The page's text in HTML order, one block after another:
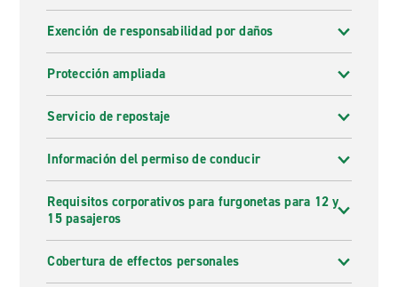
Exención de responsabilidad por daños
Protección ampliada
Servicio de repostaje
Información del permiso de conducir
Requisitos corporativos para furgonetas para 12 y
15 pasajeros
Cobertura de effectos personales